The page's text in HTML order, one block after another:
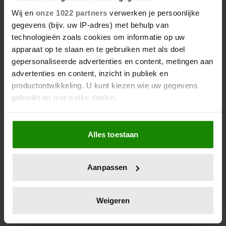
Wij en onze 1022 partners verwerken je persoonlijke
gegevens (bijv. uw IP-adres) met behulp van
technologieën zoals cookies om informatie op uw
apparaat op te slaan en te gebruiken met als doel
gepersonaliseerde advertenties en content, metingen aan
advertenties en content, inzicht in publiek en
productontwikkeling. U kunt kiezen wie uw gegevens
gebruikt en met welke doelen.
Als u het toestaat, willen we ook graag:
Informatie verzamelen over uw geografische
locatie, die tot een paar meter nauwkeurig kan zijn
scannen op specifieke eigenschappen (fingerprinting)
verwerkt en stel uw voorkeuren in het
intrekken in de Cookieverklaring.
Alles toestaan
Aanpassen
Weigeren
TOT DE GESCHIEDENIS: DIT
WIST JE NOG NIET OVER DE
GROENE DRAECK
Al decennialang is de Groene Draeck een vertrouwd
gezicht op het Nederlandse water. Het schip dat
prinses Beatrix ooit cadeau kreeg van de
Nederlandse bevolking kent een rijke geschiedenis.
Dit wist je nog niet over het schip.